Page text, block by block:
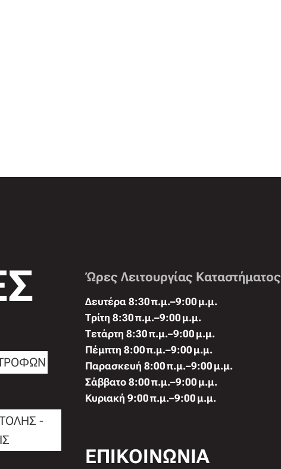
-
Ώρες Λειτουργίας Καταστήματος
Δευτέρα 8:30 π.μ.–9:00 μ.μ.
Τρίτη 8:30 π.μ.–9:00 μ.μ.
Τετάρτη 8:30 π.μ.–9:00 μ.μ.
Πέμπτη 8:00 π.μ.–9:00 μ.μ.
Παρασκευή 8:00 π.μ.–9:00 μ.μ.
Σάββατο 8:00 π.μ.–9:00 μ.μ.
Κυριακή 9:00 π.μ.–9:00 μ.μ.
ΕΠΙΚΟΙΝΩΝΙΑ